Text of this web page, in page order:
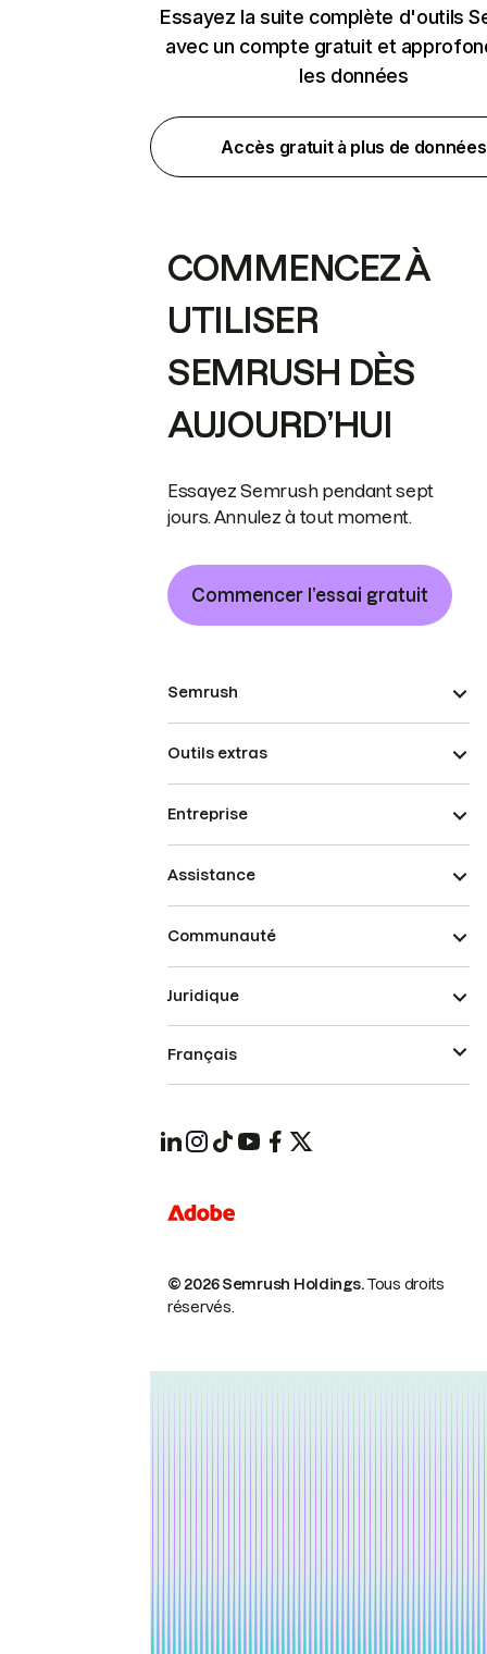
Essayez la suite complète d'outils
avec un compte gratuit et
les données
Accès gratuit à plus de données
COMMENCEZ À
UTILISER
SEMRUSH DÈS
AUJOURD’HUI
Essayez Semrush pendant sept
jours. Annulez à tout moment.
Commencer l’essai gratuit
Semrush
Outils extras
Entreprise
Assistance
Communauté
© 2026 Semrush Holdings.Tous droits
réservés.
Juridique
Français